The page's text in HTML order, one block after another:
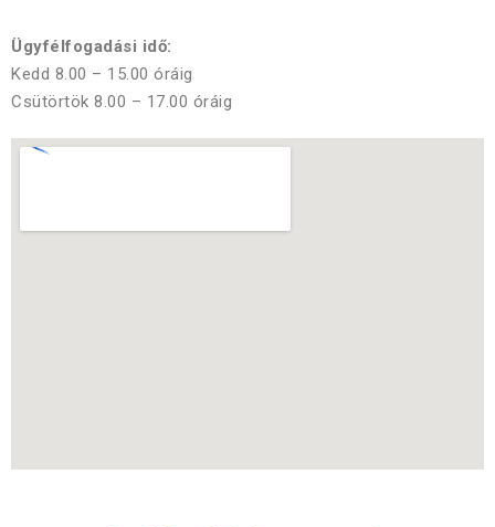
Ügyfélfogadási idő:
Kedd 8.00 – 15.00 óráig
Csütörtök 8.00 – 17.00 óráig